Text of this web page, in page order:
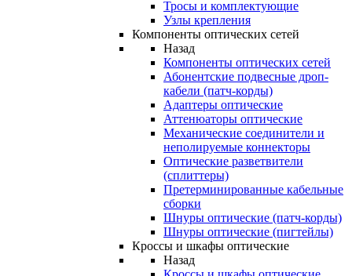
Тросы и комплектующие
Узлы крепления
Компоненты оптических сетей
Назад
Компоненты оптических сетей
Абонентские подвесные дроп-
кабели (патч-корды)
Адаптеры оптические
Аттенюаторы оптические
Механические соединители и
неполируемые коннекторы
Оптические разветвители
(сплиттеры)
Претерминированные кабельные
сборки
Шнуры оптические (патч-корды)
Шнуры оптические (пигтейлы)
Кроссы и шкафы оптические
Назад